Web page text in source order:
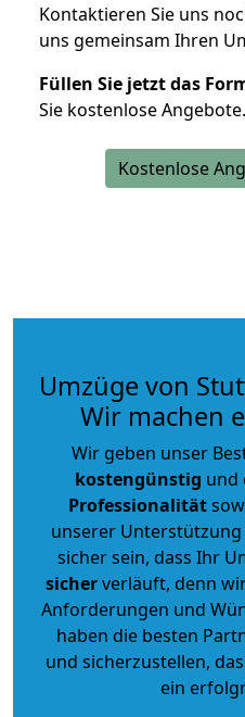
Kontaktieren Sie uns
uns gemeinsam Ihren
Füllen Sie jetzt das
Sie kostenlose Angebote.
Kostenlose
Umzüge von
Wir machen
Wir geben unser
kostengünstig und
Professionalität
unserer
sicher sein, dass Ihr
sicherverläuft, denn
Anforderungen und
haben die besten
und sicherzustellen,
ein